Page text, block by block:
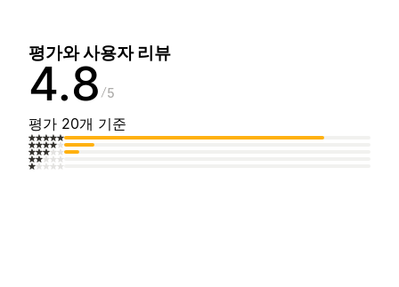
평가와 사용자 리뷰
4.8 5
평가 20개 기준